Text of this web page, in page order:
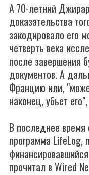
А 70-летний
доказательства
закодировало его
четверть века
после завершения
документов. А
Францию или,
наконец, убьет
В последнее время
программа LifeLog,
прочитал в Wired